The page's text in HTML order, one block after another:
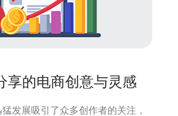
享的电商创意与灵感
发展吸引了众多创作者的关注，